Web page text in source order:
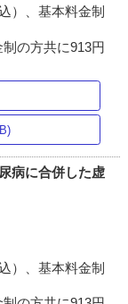
）、基本料金制
の方共に913円
病に合併した虚
）、基本料金制